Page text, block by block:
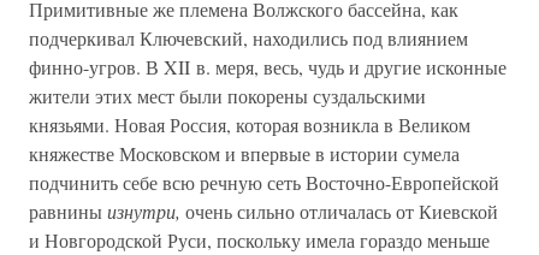
Примитивные же племена Волжского бассейна, как
подчеркивал Ключевский, находились под влиянием
финно-угров. В XII в. меря, весь, чудь и другие исконные
жители этих мест были покорены суздальскими
князьями. Новая Россия, которая возникла в Великом
княжестве Московском и впервые в истории сумела
подчинить себе всю речную сеть Восточно-Европейской
равниныизнутри, очень сильно отличалась от Киевской
и Новгородской Руси, поскольку имела гораздо меньше